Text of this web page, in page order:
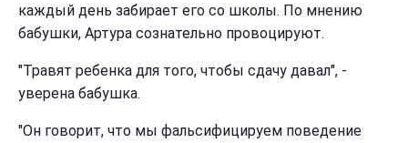
каждый день забирает его со школы. По мнению
бабушки, Артура сознательно провоцируют.
"Травят ребенка для того, чтобы сдачу давал", -
уверена бабушка.
"Он говорит, что мы фальсифицируем поведение